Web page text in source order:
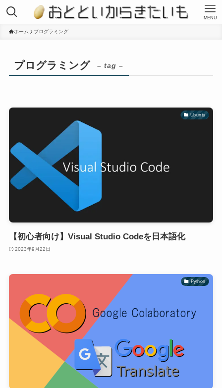
MENU
ホーム プログラミング
プログラミング – tag –
Ubuntu
【初心者向け】Visual Studio Codeを日本語化
2023年9月22日
Python